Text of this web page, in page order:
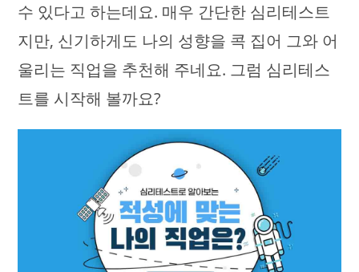
수 있다고 하는데요. 매우 간단한 심리테스트
지만, 신기하게도 나의 성향을 콕 집어 그와 어
울리는 직업을 추천해 주네요. 그럼 심리테스
트를 시작해 볼까요?